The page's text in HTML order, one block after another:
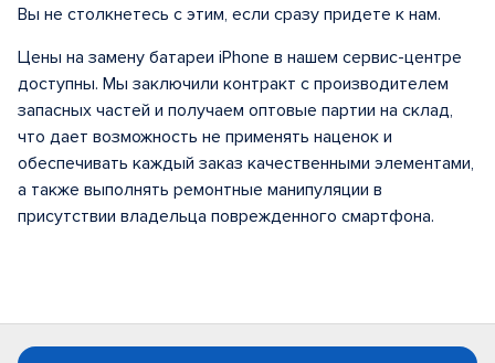
Вы не столкнетесь с этим, если сразу придете к нам.
Цены на замену батареи iPhone в нашем сервис-центре
доступны. Мы заключили контракт с производителем
запасных частей и получаем оптовые партии на склад,
что дает возможность не применять наценок и
обеспечивать каждый заказ качественными элементами,
а также выполнять ремонтные манипуляции в
присутствии владельца поврежденного смартфона.